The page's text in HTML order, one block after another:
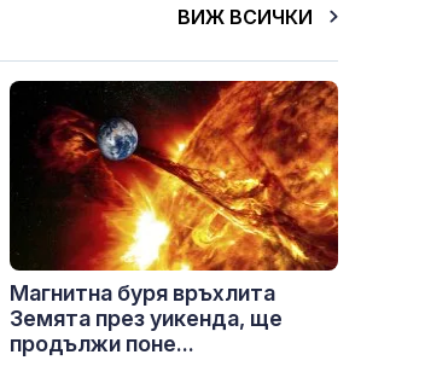
ВИЖ ВСИЧКИ
Магнитна буря връхлита
Земята през уикенда, ще
продължи поне...